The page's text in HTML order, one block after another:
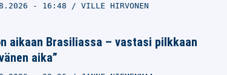
- 16:48 VILLE HIRVONEN
aikaan Brasiliassa – vastasi pilkkaan
aika”